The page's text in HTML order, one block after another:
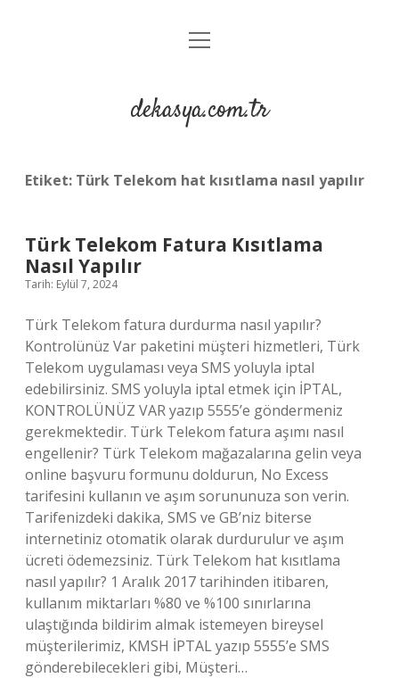
Anasayfa
Yasal Uyarı
menüyü
dekasya.com.tr
Etiket: Türk Telekom hat kısıtlama nasıl yapılır
Türk Telekom Fatura Kısıtlama
Nasıl Yapılır
Tarih: Eylül 7, 2024
Türk Telekom fatura durdurma nasıl yapılır?
Kontrolünüz Var paketini müşteri hizmetleri, Türk
Telekom uygulaması veya SMS yoluyla iptal
edebilirsiniz. SMS yoluyla iptal etmek için İPTAL,
KONTROLÜNÜZ VAR yazıp 5555’e göndermeniz
gerekmektedir. Türk Telekom fatura aşımı nasıl
engellenir? Türk Telekom mağazalarına gelin veya
online başvuru formunu doldurun, No Excess
tarifesini kullanın ve aşım sorununuza son verin.
Tarifenizdeki dakika, SMS ve GB’niz biterse
internetiniz otomatik olarak durdurulur ve aşım
ücreti ödemezsiniz. Türk Telekom hat kısıtlama
nasıl yapılır? 1 Aralık 2017 tarihinden itibaren,
kullanım miktarları %80 ve %100 sınırlarına
ulaştığında bildirim almak istemeyen bireysel
müşterilerimiz, KMSH İPTAL yazıp 5555’e SMS
gönderebilecekleri gibi, Müşteri…